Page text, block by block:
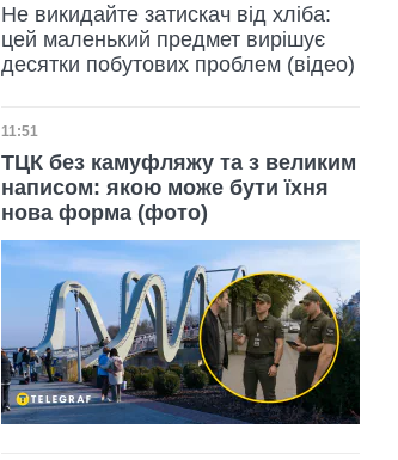
Не викидайте затискач від хліба:
цей маленький предмет вирішує
десятки побутових проблем (відео)
Дата публікації
11:51
ТЦК без камуфляжу та з великим
написом: якою може бути їхня
нова форма (фото)